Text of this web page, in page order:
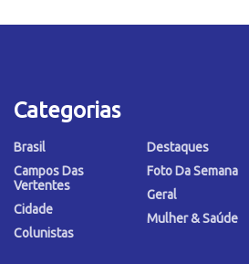
Categorias
Brasil
Campos Das
Vertentes
Cidade
Colunistas
Destaques
Foto Da Semana
Geral
Mulher & Saúde